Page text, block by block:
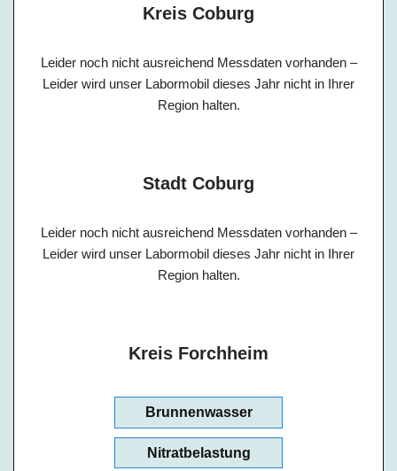
Kreis Coburg
Leider noch nicht ausreichend Messdaten vorhanden –
Leider wird unser Labormobil dieses Jahr nicht in Ihrer
Region halten.
Stadt Coburg
Leider noch nicht ausreichend Messdaten vorhanden –
Leider wird unser Labormobil dieses Jahr nicht in Ihrer
Region halten.
Kreis Forchheim
Brunnenwasser
Nitratbelastung